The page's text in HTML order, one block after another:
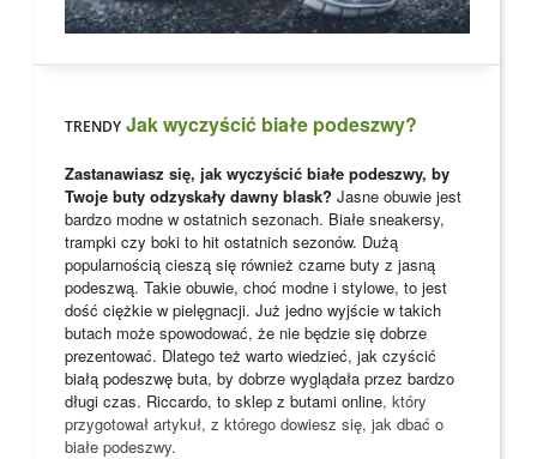
TRENDY Jak wyczyścić białe podeszwy?
Zastanawiasz się, jak wyczyścić białe podeszwy, by
Twoje buty odzyskały dawny blask? Jasne obuwie jest
bardzo modne w ostatnich sezonach. Białe sneakersy,
trampki czy boki to hit ostatnich sezonów. Dużą
popularnością cieszą się również czarne buty z jasną
podeszwą. Takie obuwie, choć modne i stylowe, to jest
dość ciężkie w pielęgnacji. Już jedno wyjście w takich
butach może spowodować, że nie będzie się dobrze
prezentować. Dlatego też warto wiedzieć, jak czyścić
białą podeszwę buta, by dobrze wyglądała przez bardzo
długi czas. Riccardo, to sklep z butami online, który
przygotował artykuł, z którego dowiesz się, jak dbać o
białe podeszwy.